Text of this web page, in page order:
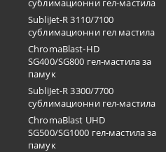
сублимационни гел-мастила
SubliJet-R 3110/7100
сублимационни гел мастила
ChromaBlast-HD
SG400/SG800 гел-мастила за
памук
SubliJet-R 3300/7700
сублимационни гел-мастила
ChromaBlast UHD
SG500/SG1000 гел-мастила за
памук